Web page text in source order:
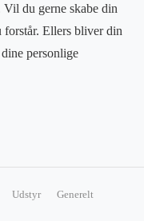
du gerne skabe din
forstår. Ellers bliver din
personlige
Udstyr
Generelt